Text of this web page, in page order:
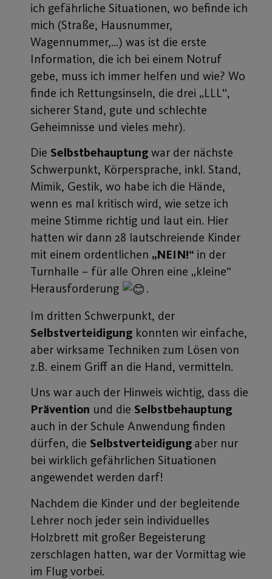
ich gefährliche Situationen, wo befinde ich
mich (Straße, Hausnummer,
Wagennummer,…) was ist die erste
Information, die ich bei einem Notruf
gebe, muss ich immer helfen und wie? Wo
finde ich Rettungsinseln, die drei „LLL“,
sicherer Stand, gute und schlechte
Geheimnisse und vieles mehr).
Die Selbstbehauptung war der nächste
Schwerpunkt, Körpersprache, inkl. Stand,
Mimik, Gestik, wo habe ich die Hände,
wenn es mal kritisch wird, wie setze ich
meine Stimme richtig und laut ein. Hier
hatten wir dann 28 lautschreiende Kinder
mit einem ordentlichen „NEIN!“ in der
Turnhalle – für alle Ohren eine „kleine“
Herausforderung
.
Im dritten Schwerpunkt, der
Selbstverteidigung konnten wir einfache,
aber wirksame Techniken zum Lösen von
z.B. einem Griff an die Hand, vermitteln.
Uns war auch der Hinweis wichtig, dass die
Prävention und die Selbstbehauptung
auch in der Schule Anwendung finden
dürfen, die Selbstverteidigung aber nur
bei wirklich gefährlichen Situationen
angewendet werden darf!
Nachdem die Kinder und der begleitende
Lehrer noch jeder sein individuelles
Holzbrett mit großer Begeisterung
zerschlagen hatten, war der Vormittag wie
im Flug vorbei.